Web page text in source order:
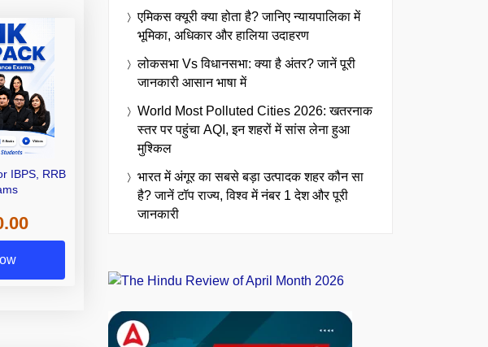
IBPS, RRB
एमिकस क्यूरी क्या होता है? जानिए न्यायपालिका में
भूमिका, अधिकार और हालिया उदाहरण
लोकसभा Vs विधानसभा: क्या है अंतर? जानें पूरी
जानकारी आसान भाषा में
World Most Polluted Cities 2026: खतरनाक
स्तर पर पहुंचा AQI, इन शहरों में सांस लेना हुआ
मुश्किल
भारत में अंगूर का सबसे बड़ा उत्पादक शहर कौन सा
है? जानें टॉप राज्य, विश्व में नंबर 1 देश और पूरी
जानकारी